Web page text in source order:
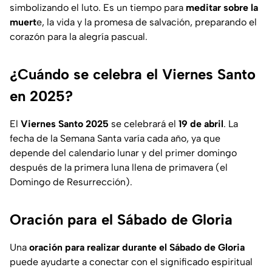
simbolizando el luto. Es un tiempo para meditar sobre la
muerte, la vida y la promesa de salvación, preparando el
corazón para la alegría pascual.
¿Cuándo se celebra el Viernes Santo
en 2025?
El Viernes Santo 2025 se celebrará el 19 de abril. La
fecha de la Semana Santa varía cada año, ya que
depende del calendario lunar y del primer domingo
después de la primera luna llena de primavera (el
Domingo de Resurrección).
Oración para el Sábado de Gloria
Una oración para realizar durante el Sábado de Gloria
puede ayudarte a conectar con el significado espiritual